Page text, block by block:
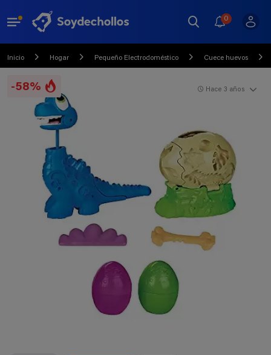
0
Inicio Hogar Pequeño Electrodoméstico Cuece huevos
-58% Hace 3 años